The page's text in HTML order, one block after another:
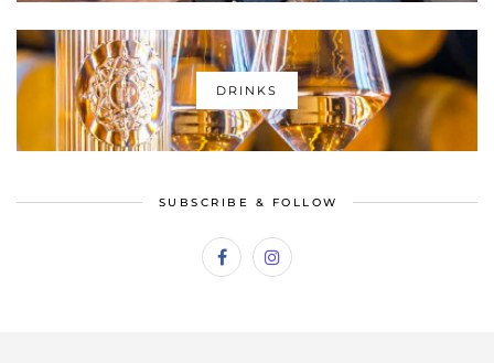
DRINKS
SUBSCRIBE & FOLLOW